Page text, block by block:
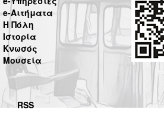
e-Αιτήματα
Η Πόλη
Ιστορία
Κνωσός
Μουσεία
RSS